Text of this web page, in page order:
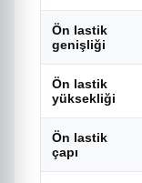
Ön lastik
genişliği
Ön lastik
yüksekliği
Ön lastik
çapı